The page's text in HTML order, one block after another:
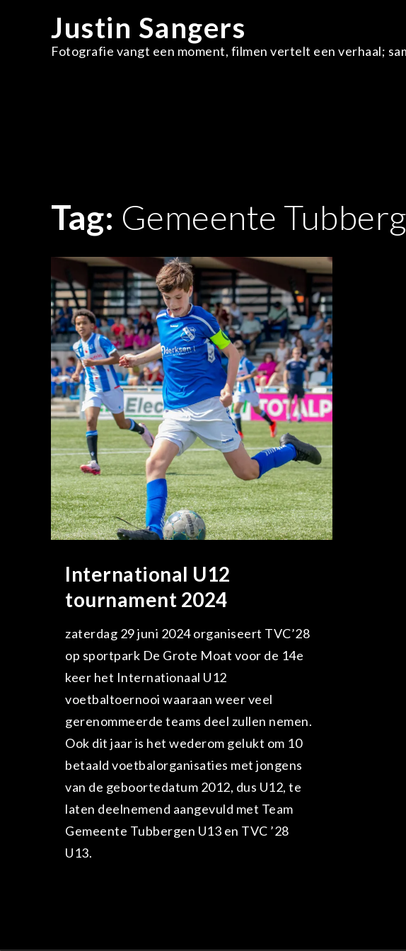
Justin Sangers
Fotografie vangt een moment, filmen vertelt een verhaal;
Tag: Gemeente
International U12
tournament 2024
zaterdag 29 juni 2024 organiseert TVC’28
op sportpark De Grote Moat voor de 14e
keer het Internationaal U12
voetbaltoernooi waaraan weer veel
gerenommeerde teams deel zullen nemen.
Ook dit jaar is het wederom gelukt om 10
betaald voetbalorganisaties met jongens
van de geboortedatum 2012, dus U12, te
laten deelnemend aangevuld met Team
Gemeente Tubbergen U13 en TVC ’28
U13.